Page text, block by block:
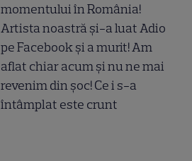
momentului în România!
Artista noastră și-a luat Adio
pe Facebook și a murit! Am
aflat chiar acum și nu ne mai
revenim din șoc! Ce i s-a
întâmplat este crunt